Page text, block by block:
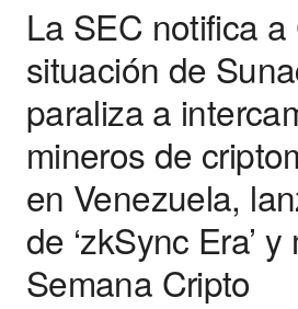
La SEC notifica
situación de
paraliza a
mineros de
en Venezuela,
de ‘zkSync Era’
Semana Cripto